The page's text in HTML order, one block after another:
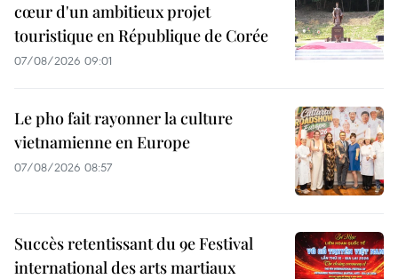
cœur d'un ambitieux projet
touristique en République de Corée
07/08/2026 09:01
Le pho fait rayonner la culture
vietnamienne en Europe
07/08/2026 08:57
Succès retentissant du 9e Festival
international des arts martiaux